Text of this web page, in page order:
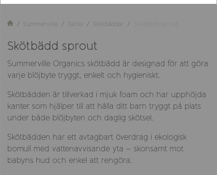
Summerville Sköta Skötbäddar Skötbädd sprout
Skötbädd sprout
Summerville Organics skötbädd är designad för att göra
varje blöjbyte tryggt, enkelt och hygieniskt.
Skötbädden är tillverkad i mjuk foam och har upphöjda
kanter som hjälper till att hålla ditt barn tryggt på plats
under både blöjbyten och daglig skötsel.
Skötbädden har ett avtagbart överdrag i ekologisk
bomull med vattenavvisande yta – skonsamt mot
babyns hud och enkel att rengöra.